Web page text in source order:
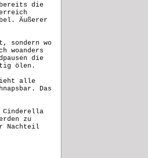
bereits die
Äußerer
sondern wo
woanders
die
ölen.
alle
Das
Cinderella
zu
Nachteil